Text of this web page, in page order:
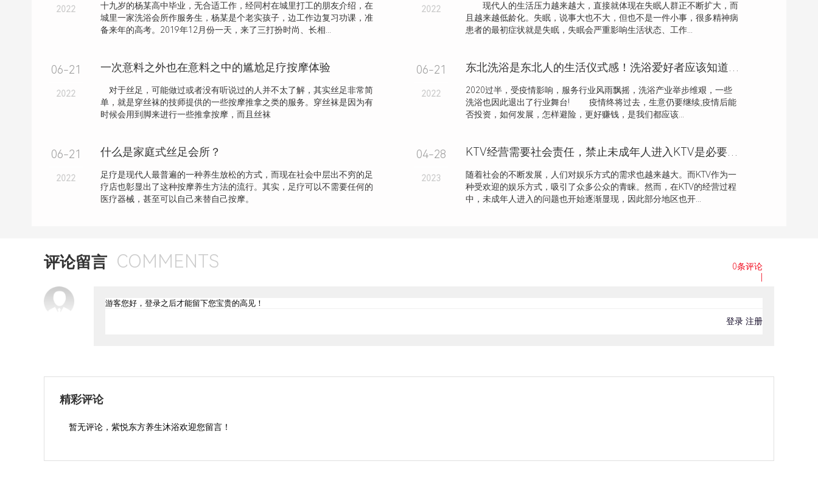
2022
十九岁的杨某高中毕业，无合适工作，经同村在城里打工的朋友介绍，在
城里一家洗浴会所作服务生，杨某是个老实孩子，边工作边复习功课，准
备来年的高考。2019年12月份一天，来了三打扮时尚、长相...
2022
现代人的生活压力越来越大，直接就体现在失眠人群正不断扩大，而
且越来越低龄化。失眠，说事大也不大，但也不是一件小事，很多精神病
患者的最初症状就是失眠，失眠会严重影响生活状态、工作...
06-21
2022
一次意料之外也在意料之中的尴尬足疗按摩体验
对于丝足，可能做过或者没有听说过的人并不太了解，其实丝足非常简
单，就是穿丝袜的技师提供的一些按摩推拿之类的服务。穿丝袜是因为有
时候会用到脚来进行一些推拿按摩，而且丝袜
06-21
2022
2020过半，受疫情影响，服务行业风雨飘摇，洗浴产业举步维艰，一些
洗浴也因此退出了行业舞台! 疫情终将过去，生意仍要继续;疫情后能
否投资，如何发展，怎样避险，更好赚钱，是我们都应该...
06-21
2022
什么是家庭式丝足会所？
足疗是现代人最普遍的一种养生放松的方式，而现在社会中层出不穷的足
疗店也彰显出了这种按摩养生方法的流行。其实，足疗可以不需要任何的
医疗器械，甚至可以自己来替自己按摩。
04-28
2023
随着社会的不断发展，人们对娱乐方式的需求也越来越大。而KTV作为一
种受欢迎的娱乐方式，吸引了众多公众的青睐。然而，在KTV的经营过程
中，未成年人进入的问题也开始逐渐显现，因此部分地区也开...
评论留言 COMMENTS 0条评论
登录 注册
精彩评论
暂无评论，紫悦东方养生沐浴欢迎您留言！